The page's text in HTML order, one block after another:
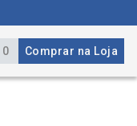
0 Comprar na Loja